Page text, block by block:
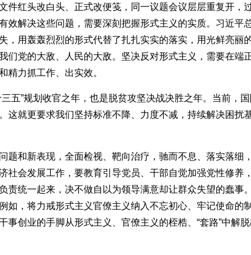
件红头改白头、正式改便笺，同一议题会议层层重复开，
效解决这些问题，需要深刻把握形式主义的实质。习近平
，用轰轰烈烈的形式代替了扎扎实实的落实，用光鲜亮丽
们党的大敌、人民的大敌。坚决反对形式主义，需要在端
精力抓工作、出实效。
五”规划收官之年，也是脱贫攻坚决战决胜之年。当前，
这就更要求我们坚持标准不降、力度不减，持续解决困扰
题和新表现，全面检视、靶向治疗，驰而不息、落实落细
社会发展工作，要教育引导党员、干部自觉加强党性修养
责统一起来，决不做自以为领导满意却让群众失望的蠢事
如，将力戒形式主义官僚主义纳入不忘初心、牢记使命的
事创业的手脚从形式主义、官僚主义的桎梏、“套路”中解